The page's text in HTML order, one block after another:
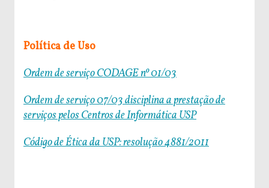
Política de Uso
Ordem de serviço CODAGE nº 01/03
Ordem de serviço 07/03 disciplina a prestação de
serviços pelos Centros de Informática USP
Código de Ética da USP: resolução 4881/2011